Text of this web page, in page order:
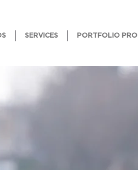
SERVICES PORTFOLIO PRO